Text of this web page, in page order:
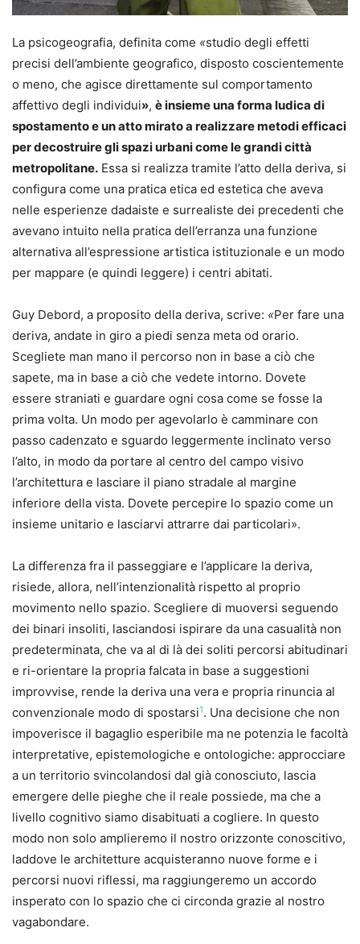
La psicogeografia, definita come «studio degli effetti
precisi dell’ambiente geografico, disposto coscientemente
o meno, che agisce direttamente sul comportamento
affettivo degli individui», è insieme una forma ludica di
spostamento e un atto mirato a realizzare metodi efficaci
per decostruire gli spazi urbani come le grandi città
metropolitane. Essa si realizza tramite l’atto della deriva, si
configura come una pratica etica ed estetica che aveva
nelle esperienze dadaiste e surrealiste dei precedenti che
avevano intuito nella pratica dell’erranza una funzione
alternativa all’espressione artistica istituzionale e un modo
per mappare (e quindi leggere) i centri abitati.
Guy Debord, a proposito della deriva, scrive: «Per fare una
deriva, andate in giro a piedi senza meta od orario.
Scegliete man mano il percorso non in base a ciò che
sapete, ma in base a ciò che vedete intorno. Dovete
essere straniati e guardare ogni cosa come se fosse la
prima volta. Un modo per agevolarlo è camminare con
passo cadenzato e sguardo leggermente inclinato verso
l’alto, in modo da portare al centro del campo visivo
l’architettura e lasciare il piano stradale al margine
inferiore della vista. Dovete percepire lo spazio come un
insieme unitario e lasciarvi attrarre dai particolari».
La differenza fra il passeggiare e l’applicare la deriva,
risiede, allora, nell’intenzionalità rispetto al proprio
movimento nello spazio. Scegliere di muoversi seguendo
dei binari insoliti, lasciandosi ispirare da una casualità non
predeterminata, che va al di là dei soliti percorsi abitudinari
e ri-orientare la propria falcata in base a suggestioni
improvvise, rende la deriva una vera e propria rinuncia al
convenzionale modo di spostarsi1. Una decisione che non
impoverisce il bagaglio esperibile ma ne potenzia le facoltà
interpretative, epistemologiche e ontologiche: approcciare
a un territorio svincolandosi dal già conosciuto, lascia
emergere delle pieghe che il reale possiede, ma che a
livello cognitivo siamo disabituati a cogliere. In questo
modo non solo amplieremo il nostro orizzonte conoscitivo,
laddove le architetture acquisteranno nuove forme e i
percorsi nuovi riflessi, ma raggiungeremo un accordo
insperato con lo spazio che ci circonda grazie al nostro
vagabondare.